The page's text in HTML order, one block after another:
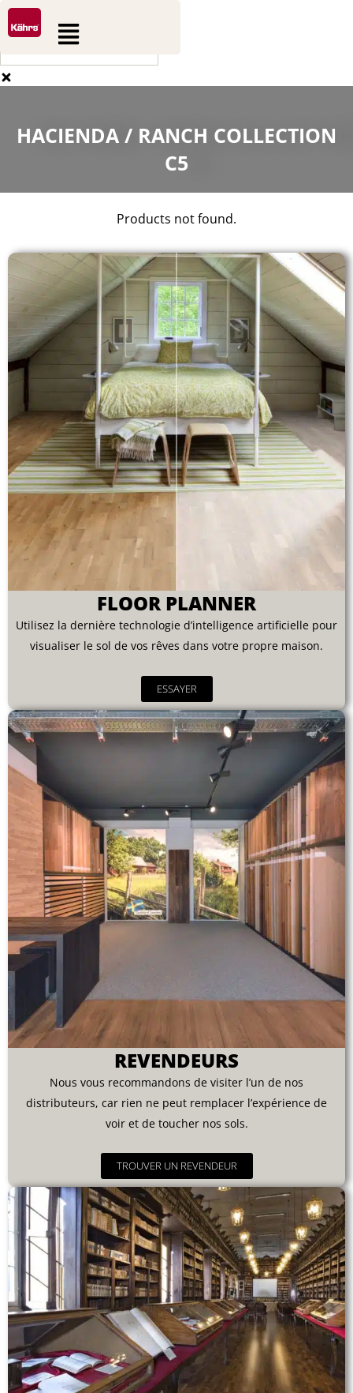
Aller
au
contenu
RechercherFlyout
Menu
HACIENDA / RANCH COLLECTION
C5
Products not found.
FLOOR PLANNER
Utilisez la dernière technologie d’intelligence artificielle pour
visualiser le sol de vos rêves dans votre propre maison.
ESSAYER
REVENDEURS
Nous vous recommandons de visiter l’un de nos
distributeurs, car rien ne peut remplacer l’expérience de
voir et de toucher nos sols.
TROUVER UN REVENDEUR